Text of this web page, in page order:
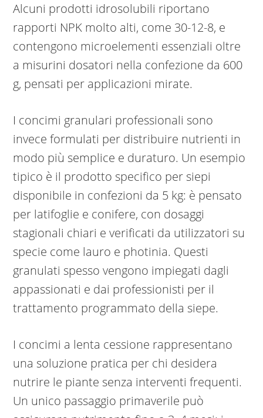
Alcuni prodotti idrosolubili riportano
rapporti NPK molto alti, come 30-12-8, e
contengono microelementi essenziali oltre
a misurini dosatori nella confezione da 600
g, pensati per applicazioni mirate.
I concimi granulari professionali sono
invece formulati per distribuire nutrienti in
modo più semplice e duraturo. Un esempio
tipico è il prodotto specifico per siepi
disponibile in confezioni da 5 kg: è pensato
per latifoglie e conifere, con dosaggi
stagionali chiari e verificati da utilizzatori su
specie come lauro e photinia. Questi
granulati spesso vengono impiegati dagli
appassionati e dai professionisti per il
trattamento programmato della siepe.
I concimi a lenta cessione rappresentano
una soluzione pratica per chi desidera
nutrire le piante senza interventi frequenti.
Un unico passaggio primaverile può